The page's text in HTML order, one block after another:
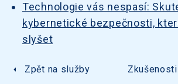
Technologie vás nespasí:
kybernetické bezpečnosti,
slyšet
arrow_left Zpět na služby